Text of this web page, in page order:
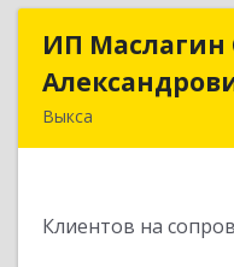
ИП Маслагин
Выкса
Клиентов на